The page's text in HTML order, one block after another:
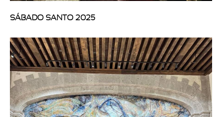
SÁBADO SANTO 2025